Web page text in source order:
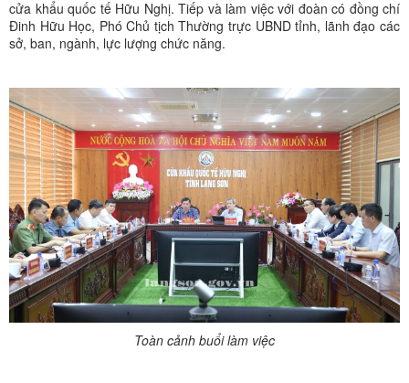
cửa khẩu quốc tế Hữu Nghị. Tiếp và làm việc với đoàn có đồng chí
Đinh Hữu Học, Phó Chủ tịch Thường trực UBND tỉnh, lãnh đạo các
sở, ban, ngành, lực lượng chức năng.
Toàn cảnh buổi làm việc